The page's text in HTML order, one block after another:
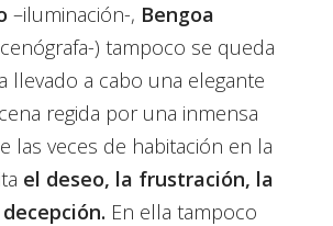
–iluminación-, Bengoa
) tampoco se queda
llevado a cabo una elegante
regida por una inmensa
las veces de habitación en la
el deseo, la frustración, la
En ella tampoco